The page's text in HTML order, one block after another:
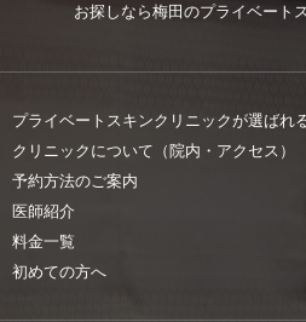
お探しなら梅田のプライベート
プライベートスキンクリニックが選ばれ
クリニックについて（院内・アクセス）
予約方法のご案内
医師紹介
料金一覧
初めての方へ